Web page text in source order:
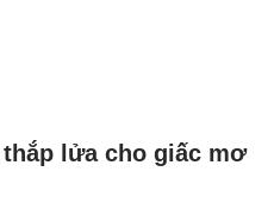
lửa cho giấc mơ